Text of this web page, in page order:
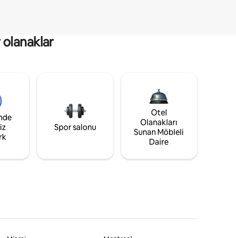
Spor salonu
Otel
Olanakları
Sunan Möbleli
Daire